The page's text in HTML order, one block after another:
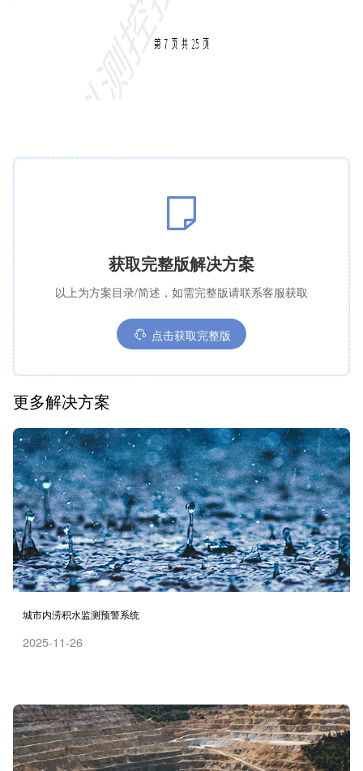
获取完整版解决方案
以上为方案目录/简述，如需完整版请联系客服获取
点击获取完整版
更多解决方案
城市内涝积水监测预警系统
2025-11-26